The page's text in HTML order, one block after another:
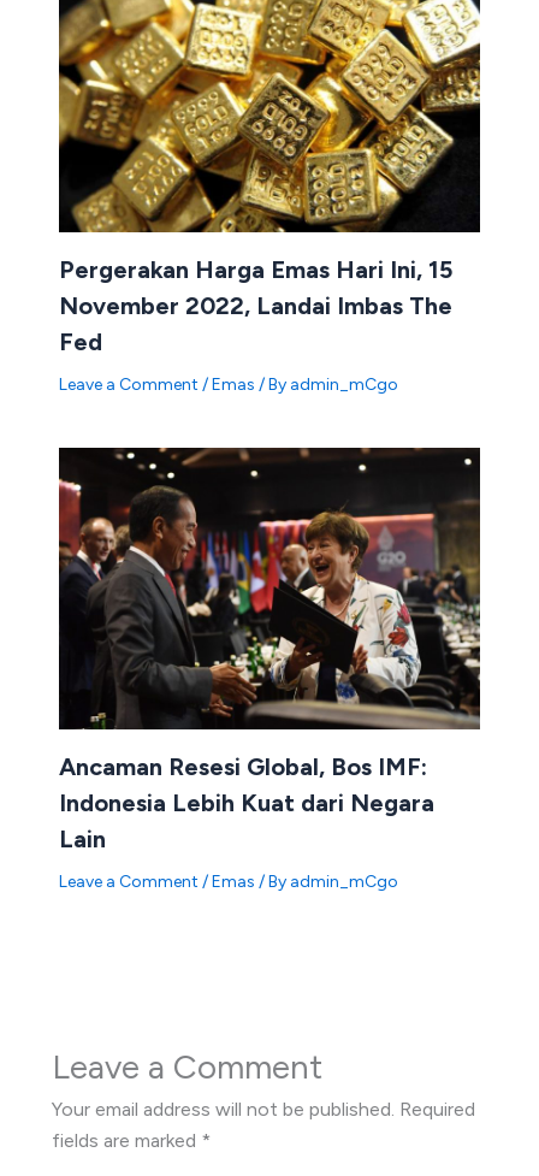
Pergerakan Harga Emas Hari Ini, 15
November 2022, Landai Imbas The
Fed
Leave a Comment /Emas / By admin_mCgo
Ancaman Resesi Global, Bos IMF:
Indonesia Lebih Kuat dari Negara
Lain
Leave a Comment /Emas / By admin_mCgo
Leave a Comment
Your email address will not be published. Required
fields are marked *